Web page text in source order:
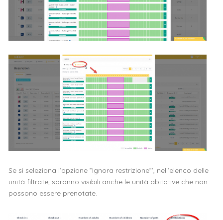
Se si seleziona l’opzione ”Ignora restrizione”’, nell’elenco delle
unità filtrate, saranno visibili anche le unità abitative che non
possono essere prenotate.